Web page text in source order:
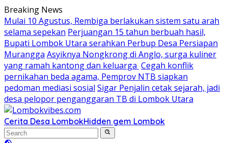
Skip
to
content
Breaking News
Mulai 10 Agustus, Rembiga berlakukan sistem satu arah
selama sepekan Perjuangan 15 tahun berbuah hasil,
Bupati Lombok Utara serahkan Perbup Desa Persiapan
Murangga Asyiknya Nongkrong di Anglo, surga kuliner
yang ramah kantong dan keluarga Cegah konflik
pernikahan beda agama, Pemprov NTB siapkan
pedoman mediasi sosial Sigar Penjalin cetak sejarah, jadi
desa pelopor penganggaran TB di Lombok Utara
Cerita Desa LombokHidden gem Lombok